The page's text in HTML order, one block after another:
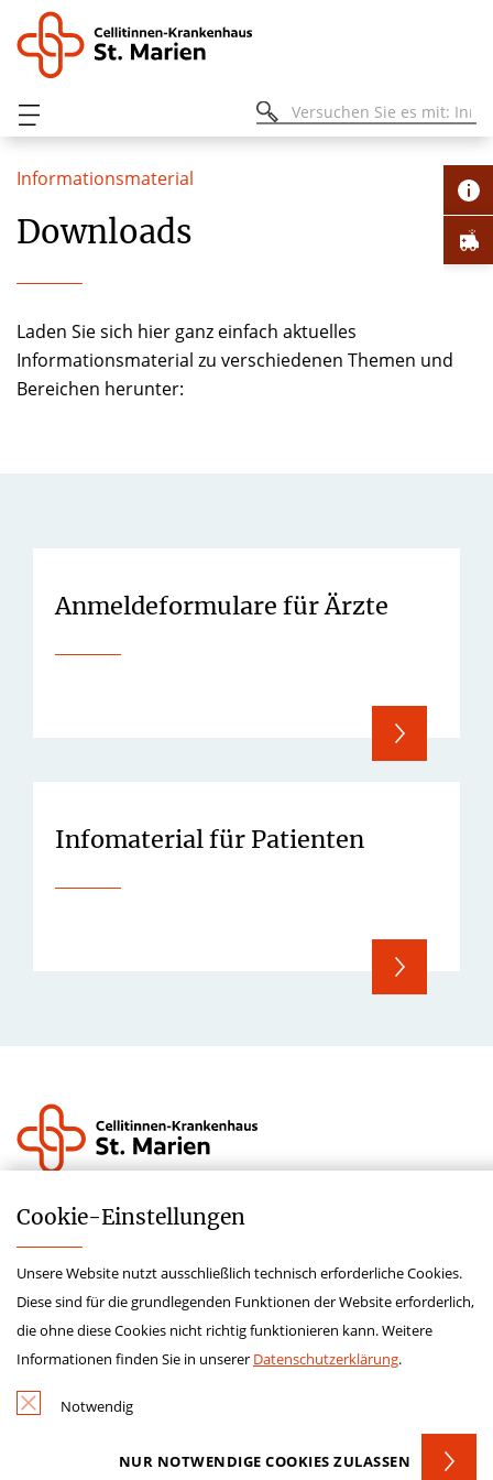
Informationsmaterial
Downloads
Laden Sie sich hier ganz einfach aktuelles
Informationsmaterial zu verschiedenen Themen und
Bereichen herunter:
Anmeldeformulare für Ärzte
Infomaterial für Patienten
Krankenhauszukunftsfond
Hinweisgeberschutzgesetz
Datenschutz
Kontakt
Cookie-­Einstellungen
Unsere Website nutzt ausschließlich technisch erforderliche Cookies.
Diese sind für die grundlegenden Funktionen der Website erforderlich,
die ohne diese Cookies nicht richtig funktionieren kann. Weitere
Informationen finden Sie in unserer Datenschutzerklärung.
Notwendig
NUR NOTWENDIGE COOKIES ZULASSEN